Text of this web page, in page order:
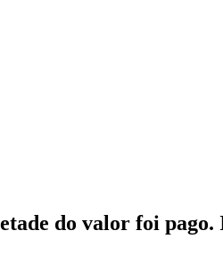
do valor foi